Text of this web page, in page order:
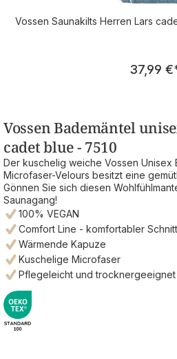
Vossen Saunakilts Herren Lars
37,99 €
Vossen Bademäntel
cadet blue - 7510
Der kuschelig weiche Vossen Unisex
Microfaser-Velours besitzt eine
Gönnen Sie sich diesen
Saunagang!
100% VEGAN
Comfort Line - komfortabler Schnitt
Wärmende Kapuze
Kuschelige Microfaser
Pflegeleicht und trocknergeeignet